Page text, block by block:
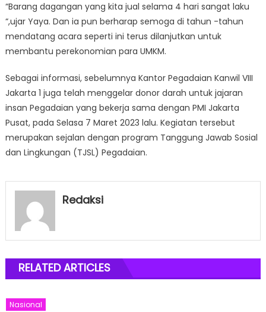
“Barang dagangan yang kita jual selama 4 hari sangat laku
“,ujar Yaya. Dan ia pun berharap semoga di tahun -tahun
mendatang acara seperti ini terus dilanjutkan untuk
membantu perekonomian para UMKM.
Sebagai informasi, sebelumnya Kantor Pegadaian Kanwil VIII
Jakarta 1 juga telah menggelar donor darah untuk jajaran
insan Pegadaian yang bekerja sama dengan PMI Jakarta
Pusat, pada Selasa 7 Maret 2023 lalu. Kegiatan tersebut
merupakan sejalan dengan program Tanggung Jawab Sosial
dan Lingkungan (TJSL) Pegadaian.
Redaksi
RELATED ARTICLES
Nasional